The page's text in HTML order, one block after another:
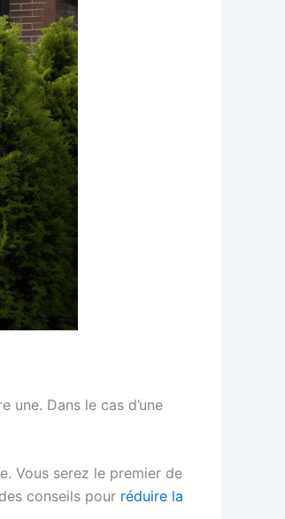
une. Dans le cas d’une
Vous serez le premier de
conseils pour réduire la